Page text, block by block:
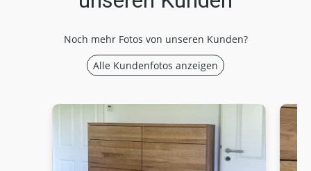
Noch mehr Fotos von unseren Kunden?
Alle Kundenfotos anzeigen